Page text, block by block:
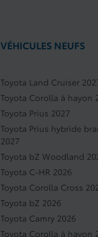
VÉHICULES NEUFS
Toyota Land Cruiser
Toyota Corolla à hayon
Toyota Prius 2027
Toyota Prius hybride
2027
Toyota bZ Woodland
Toyota C-HR 2026
Toyota Corolla Cross
Toyota bZ 2026
Toyota Camry 2026
Toyota Corolla à hayon